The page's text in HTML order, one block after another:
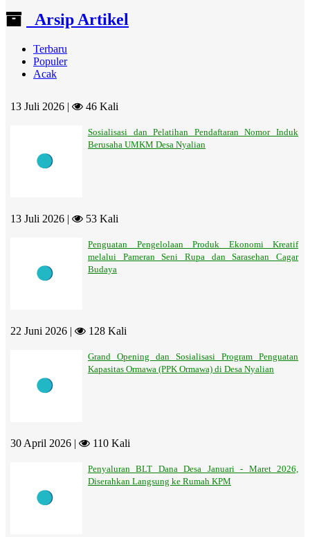
Arsip Artikel
Terbaru
Populer
Acak
13 Juli 2026 | 46 Kali
Sosialisasi dan Pelatihan Pendaftaran Nomor Induk
Berusaha UMKM Desa Nyalian
13 Juli 2026 | 53 Kali
Penguatan Pengelolaan Produk Ekonomi Kreatif
melalui Pameran Seni Rupa dan Sarasehan Cagar
Budaya
22 Juni 2026 | 128 Kali
Grand Opening dan Sosialisasi Program Penguatan
Kapasitas Ormawa (PPK Ormawa) di Desa Nyalian
30 April 2026 | 110 Kali
Penyaluran BLT Dana Desa Januari - Maret 2026,
Diserahkan Langsung ke Rumah KPM